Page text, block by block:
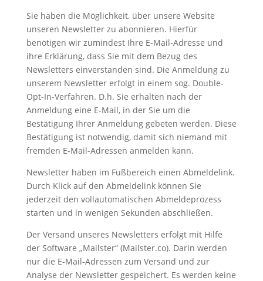
Sie haben die Möglichkeit, über unsere Website
unseren Newsletter zu abonnieren. Hierfür
benötigen wir zumindest Ihre E-Mail-Adresse und
ihre Erklärung, dass Sie mit dem Bezug des
Newsletters einverstanden sind. Die Anmeldung zu
unserem Newsletter erfolgt in einem sog. Double-
Opt-In-Verfahren. D.h. Sie erhalten nach der
Anmeldung eine E-Mail, in der Sie um die
Bestätigung Ihrer Anmeldung gebeten werden. Diese
Bestätigung ist notwendig, damit sich niemand mit
fremden E-Mail-Adressen anmelden kann.
Newsletter haben im Fußbereich einen Abmeldelink.
Durch Klick auf den Abmeldelink können Sie
jederzeit den vollautomatischen Abmeldeprozess
starten und in wenigen Sekunden abschließen.
Der Versand unseres Newsletters erfolgt mit Hilfe
der Software „Mailster“ (Mailster.co). Darin werden
nur die E-Mail-Adressen zum Versand und zur
Analyse der Newsletter gespeichert. Es werden keine